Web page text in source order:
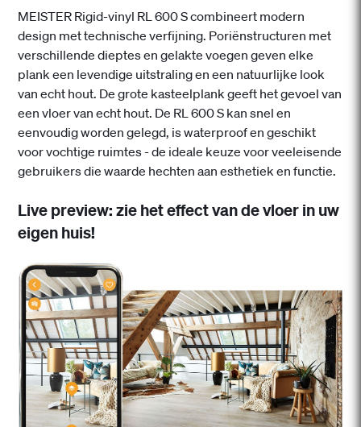
MEISTER Rigid-vinyl RL 600 S combineert modern
design met technische verfijning. Poriënstructuren met
verschillende dieptes en gelakte voegen geven elke
plank een levendige uitstraling en een natuurlijke look
van echt hout. De grote kasteelplank geeft het gevoel van
een vloer van echt hout. De RL 600 S kan snel en
eenvoudig worden gelegd, is waterproof en geschikt
voor vochtige ruimtes - de ideale keuze voor veeleisende
gebruikers die waarde hechten aan esthetiek en functie.
Live preview: zie het effect van de vloer in uw
eigen huis!